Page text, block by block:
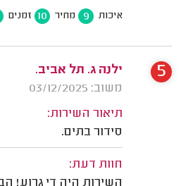
איכות 9 מחיר 10 זמנים
ילנה ג. תל אביב.
משוב: 03/12/2025
תיאור השירות:
סידור בתים.
חוות דעת:
השירות היה די גרוע!
5